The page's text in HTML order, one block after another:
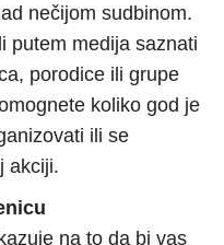
nečijom sudbinom.
putem medija saznati
porodice ili grupe
koliko god je
ili se
akciji.
na to da bi vas